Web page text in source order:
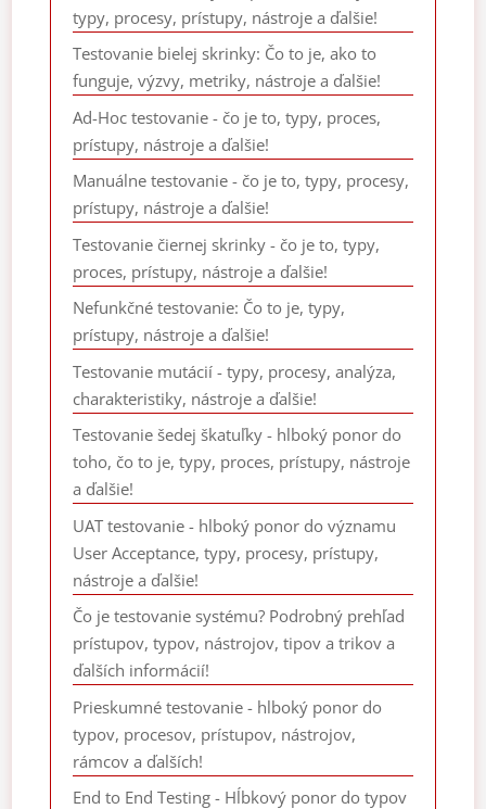
typy, procesy, prístupy, nástroje a ďalšie!
Testovanie bielej skrinky: Čo to je, ako to
funguje, výzvy, metriky, nástroje a ďalšie!
Ad-Hoc testovanie - čo je to, typy, proces,
prístupy, nástroje a ďalšie!
Manuálne testovanie - čo je to, typy, procesy,
prístupy, nástroje a ďalšie!
Testovanie čiernej skrinky - čo je to, typy,
proces, prístupy, nástroje a ďalšie!
Nefunkčné testovanie: Čo to je, typy,
prístupy, nástroje a ďalšie!
Testovanie mutácií - typy, procesy, analýza,
charakteristiky, nástroje a ďalšie!
Testovanie šedej škatuľky - hlboký ponor do
toho, čo to je, typy, proces, prístupy, nástroje
a ďalšie!
UAT testovanie - hlboký ponor do významu
User Acceptance, typy, procesy, prístupy,
nástroje a ďalšie!
Čo je testovanie systému? Podrobný prehľad
prístupov, typov, nástrojov, tipov a trikov a
ďalších informácií!
Prieskumné testovanie - hlboký ponor do
typov, procesov, prístupov, nástrojov,
rámcov a ďalších!
End to End Testing - Hĺbkový ponor do typov